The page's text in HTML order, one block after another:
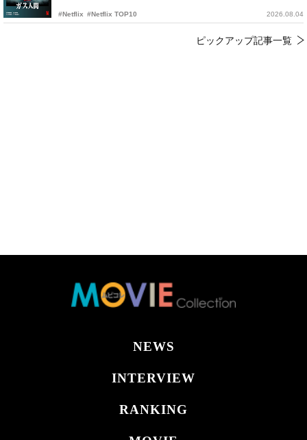
#Netflix #Netflix TOP10 2026.08.04
ピックアップ記事一覧
NEWS
INTERVIEW
RANKING